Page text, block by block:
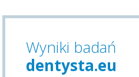
Wyniki badań
dentysta.eu